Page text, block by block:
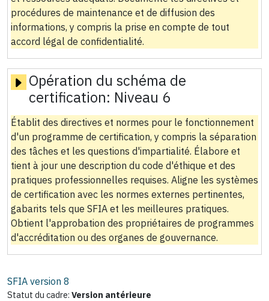
procédures de maintenance et de diffusion des
informations, y compris la prise en compte de tout
accord légal de confidentialité.
Opération du schéma de
certification: Niveau 6
Établit des directives et normes pour le fonctionnement
d'un programme de certification, y compris la séparation
des tâches et les questions d'impartialité. Élabore et
tient à jour une description du code d'éthique et des
pratiques professionnelles requises. Aligne les systèmes
de certification avec les normes externes pertinentes,
gabarits tels que SFIA et les meilleures pratiques.
Obtient l'approbation des propriétaires de programmes
d'accréditation ou des organes de gouvernance.
SFIA version 8
Statut du cadre: Version antérieure